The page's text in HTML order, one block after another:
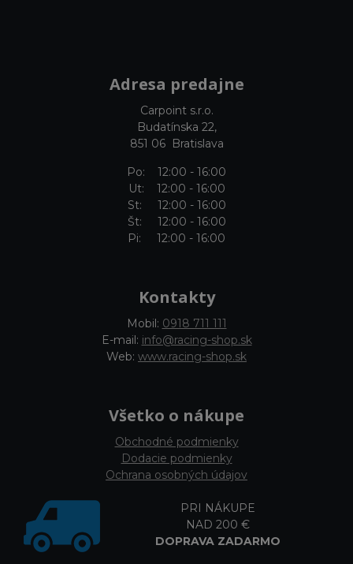
Adresa predajne
Carpoint s.r.o.
Budatínska 22,
851 06 Bratislava
Po: 12:00 - 16:00
Ut: 12:00 - 16:00
St: 12:00 - 16:00
Št: 12:00 - 16:00
Pi: 12:00 - 16:00
Kontakty
Mobil: 0918 711 111
E-mail: info@racing-shop.sk
Web: www.racing-shop.sk
Všetko o nákupe
Obchodné podmienky
Dodacie podmienky
Ochrana osobných údajov
PRI NÁKUPE
NAD 200 €
DOPRAVA ZADARMO